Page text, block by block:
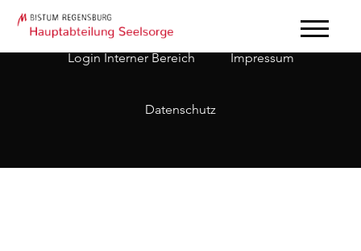
Login Interner Bereich Impressum
Datenschutz